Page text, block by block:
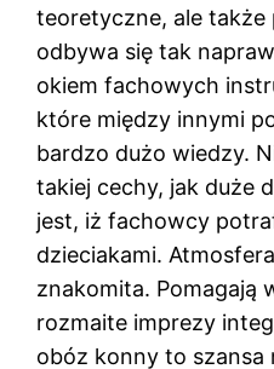
teoretyczne, ale
odbywa się tak
okiem fachowych
które między innymi
bardzo dużo wiedzy.
takiej cechy, jak duże
jest, iż fachowcy
dzieciakami.
znakomita. Pomagają
rozmaite imprezy
obóz konny to szansa